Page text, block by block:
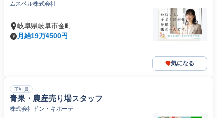
ムスベル株式会社
岐阜県岐阜市金町
月給19万4500円
気になる
正社員
青果・農産売り場スタッフ
株式会社ドン・キホーテ